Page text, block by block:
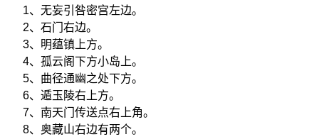
1、无妄引咎密宫左边。
2、石门右边。
3、明蕴镇上方。
4、孤云阁下方小岛上。
5、曲径通幽之处下方。
6、遁玉陵右上方。
7、南天门传送点右上角。
8、奥藏山右边有两个。